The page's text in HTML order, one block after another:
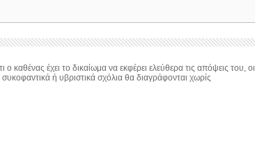
έχει το δικαίωμα να εκφέρει ελεύθερα τις απόψεις του, οι
ή υβριστικά σχόλια θα διαγράφονται χωρίς